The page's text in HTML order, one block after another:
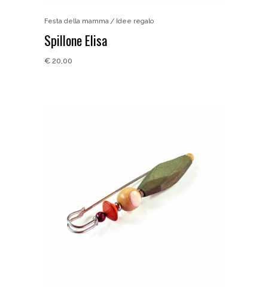
Festa della mamma Idee regalo
Spillone Elisa
€ 20,00